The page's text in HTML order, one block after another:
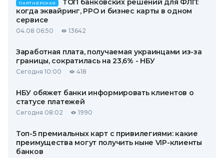
ПАРТНЕРСКАЯ
ТОП банковских решений для ФЛП:
когда эквайринг, РРО и бизнес карты в одном
сервисе
04.08 06:50 13642
Заработная плата, получаемая украинцами из-за
границы, сократилась на 23,6% - НБУ
Сегодня 10:00 418
НБУ обяжет банки информировать клиентов о
статусе платежей
Сегодня 08:02 1990
Топ-5 премиальных карт с привилегиями: какие
преимущества могут получить ныне VIP-клиенты
банков